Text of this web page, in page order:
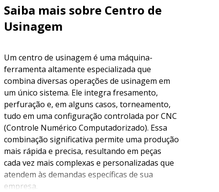
Saiba mais sobre Centro de
Usinagem
Um centro de usinagem é uma máquina-
ferramenta altamente especializada que
combina diversas operações de usinagem em
um único sistema. Ele integra fresamento,
perfuração e, em alguns casos, torneamento,
tudo em uma configuração controlada por CNC
(Controle Numérico Computadorizado). Essa
combinação significativa permite uma produção
mais rápida e precisa, resultando em peças
cada vez mais complexas e personalizadas que
atendem às demandas específicas de sua
empresa.